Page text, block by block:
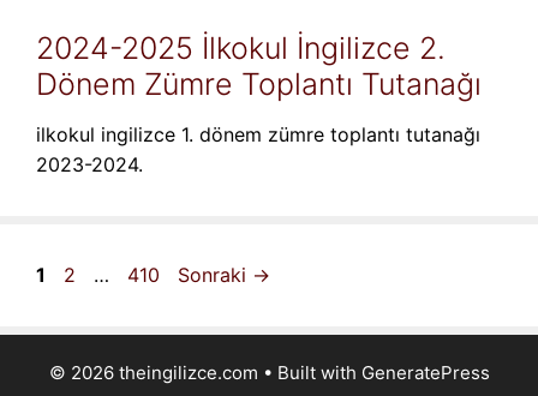
2024-2025 İlkokul İngilizce 2.
Dönem Zümre Toplantı Tutanağı
ilkokul ingilizce 1. dönem zümre toplantı tutanağı
2023-2024.
Sayfa
1 Sayfa
2 … Sayfa
410 Sonraki →
© 2026 theingilizce.com • Built with GeneratePress